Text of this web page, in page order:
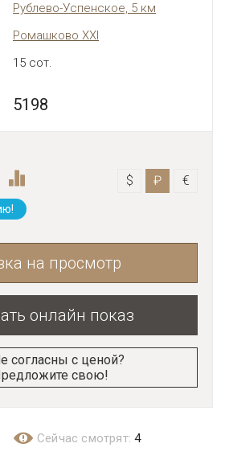
Рублево-Успенское, 5 км
Ромашково XXI
15 сот.
5198
$ ₽ €
на просмотр
онлайн показ
согласны с ценой?
свою!
Сейчас смотрят:4